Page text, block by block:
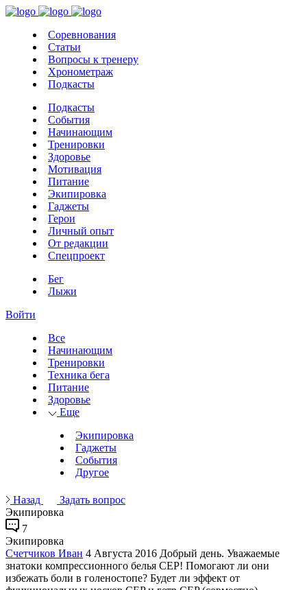
Соревнования
Статьи
Вопросы к тренеру
Хронометраж
Подкасты
Подкасты
События
Начинающим
Тренировки
Здоровье
Мотивация
Питание
Экипировка
Гаджеты
Герои
Личный опыт
От редакции
Спецпроект
Бег
Лыжи
Войти
Все
Начинающим
Тренировки
Техника бега
Питание
Здоровье
Еще
Экипировка
Гаджеты
События
Другое
Назад
Задать вопрос
Экипировка
7
Экипировка
Счетчиков Иван 4 Августа 2016 Добрый день. Уважаемые
знатоки компрессионного белья CEP! Помогают ли они
избежать боли в голеностопе? Будет ли эффект от